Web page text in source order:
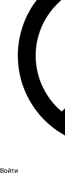
Войти